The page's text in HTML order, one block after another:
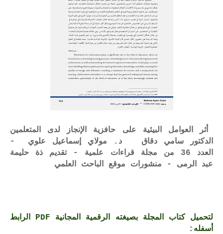
أثر العوامل البيئية على حافزية الإنجاز لدى المتعلمين
الدكتور سامي دقاق د. مولاي إسماعيل علوي -
العدد 36 من مجلة قراءات علمية - تقديم ذة حليمة
عبد الرمى - منشورات موقع الباحث العلمي
لتحميل كتاب المجلة بصيغته الرقمية المجانية PDF الرابط
أسفله: